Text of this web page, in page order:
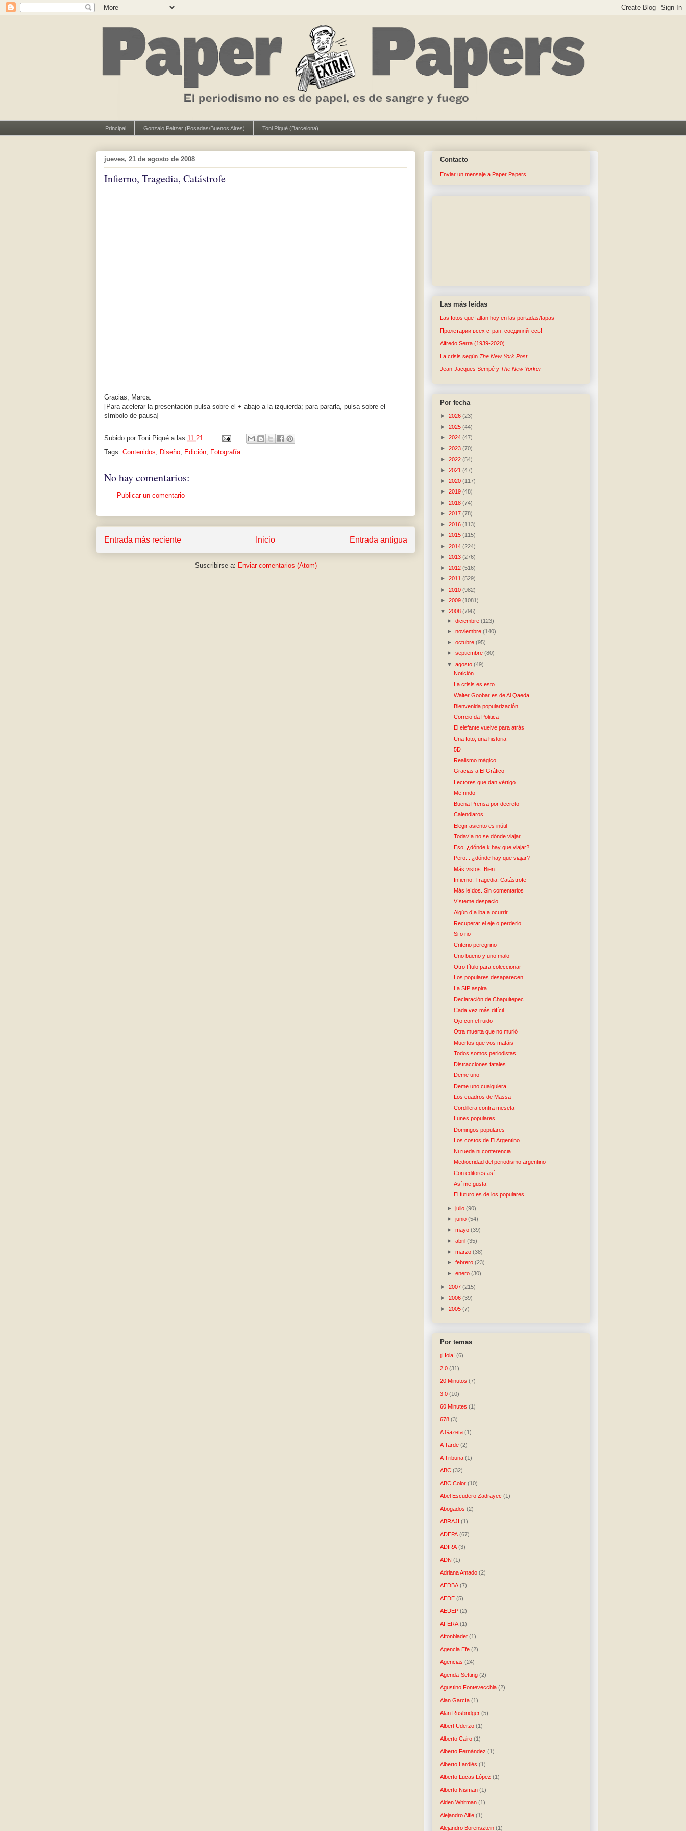
Principal Gonzalo Peltzer (Posadas/Buenos Aires) Toni Piqué (Barcelona)
jueves, 21 de agosto de 2008
Infierno, Tragedia, Catástrofe
Gracias, Marca.
[Para acelerar la presentación pulsa sobre el + abajo a la izquierda; para pararla, pulsa sobre el
símbolo de pausa]
Subido por Toni Piqué a las 11:21
Tags: Contenidos, Diseño, Edición, Fotografía
No hay comentarios:
Publicar un comentario
Entrada más reciente Entrada antigua
Inicio
Suscribirse a: Enviar comentarios (Atom)
Contacto
Enviar un mensaje a Paper Papers
Las más leídas
Las fotos que faltan hoy en las portadas/tapas
Пролетарии всех стран, соединяйтесь!
Alfredo Serra (1939-2020)
La crisis según The New York Post
Jean-Jacques Sempé y The New Yorker
Por fecha
► 2026 (23)
► 2025 (44)
► 2024 (47)
► 2023 (70)
► 2022 (54)
► 2021 (47)
► 2020 (117)
► 2019 (48)
► 2018 (74)
► 2017 (78)
► 2016 (113)
► 2015 (115)
► 2014 (224)
► 2013 (276)
► 2012 (516)
► 2011 (529)
► 2010 (982)
► 2009 (1081)
▼ 2008 (796)
►diciembre(123)
►noviembre(140)
►octubre(95)
►septiembre(80)
▼agosto(49)
Notición
La crisis es esto
Walter Goobar es de Al Qaeda
Bienvenida popularización
Correio da Politica
El elefante vuelve para atrás
Una foto, una historia
5D
Realismo mágico
Gracias a El Gráfico
Lectores que dan vértigo
Me rindo
Buena Prensa por decreto
Calendiaros
Elegir asiento es inútil
Todavía no se dónde viajar
Eso, ¿dónde k hay que viajar?
Pero... ¿dónde hay que viajar?
Más vistos. Bien
Infierno, Tragedia, Catástrofe
Más leídos. Sin comentarios
Vísteme despacio
Algún día iba a ocurrir
Recuperar el eje o perderlo
Si o no
Criterio peregrino
Uno bueno y uno malo
Otro título para coleccionar
Los populares desaparecen
La SIP aspira
Declaración de Chapultepec
Cada vez más difícil
Ojo con el ruido
Otra muerta que no murió
Muertos que vos matáis
Todos somos periodistas
Distracciones fatales
Deme uno
Deme uno cualquiera...
Los cuadros de Massa
Cordillera contra meseta
Lunes populares
Domingos populares
Los costos de El Argentino
Ni rueda ni conferencia
Mediocridad del periodismo argentino
Con editores así…
Así me gusta
El futuro es de los populares
►julio(90)
►junio(54)
►mayo(39)
►abril(35)
►marzo(38)
►febrero(23)
►enero(30)
► 2007 (215)
► 2006 (39)
► 2005 (7)
Por temas
¡Hola! (6)
2.0 (31)
20 Minutos (7)
3.0 (10)
60 Minutes (1)
678 (3)
A Gazeta (1)
A Tarde (2)
A Tribuna (1)
ABC (32)
ABC Color (10)
Abel Escudero Zadrayec (1)
Abogados (2)
ABRAJI (1)
ADEPA (67)
ADIRA (3)
ADN (1)
Adriana Amado (2)
AEDBA (7)
AEDE (5)
AEDEP (2)
AFERA (1)
Aftonbladet (1)
Agencia Efe (2)
Agencias (24)
Agenda-Setting (2)
Agustino Fontevecchia (2)
Alan García (1)
Alan Rusbridger (5)
Albert Uderzo (1)
Alberto Cairo (1)
Alberto Fernández (1)
Alberto Lardiés (1)
Alberto Lucas López (1)
Alberto Nisman (1)
Alden Whitman (1)
Alejandro Alfie (1)
Alejandro Borensztein (1)